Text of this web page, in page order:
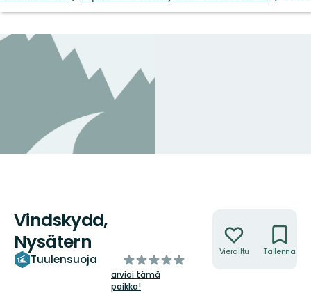
Vindskydd,
Nysätern
Tuulensuoja
/5
tähteä
arvioi tämä
paikka!
Vierailtu Tallenna